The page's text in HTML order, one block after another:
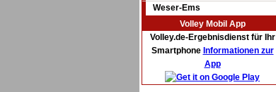
Weser-Ems
Volley Mobil App
Volley.de-Ergebnisdienst für Ihr
Smartphone Informationen zur
App